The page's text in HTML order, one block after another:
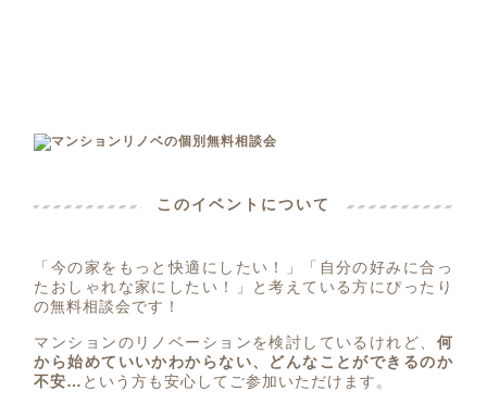
このイベントについて
「今の家をもっと快適にしたい！」「自分の好みに合っ
たおしゃれな家にしたい！」と考えている方にぴったり
の無料相談会です！
マンションのリノベーションを検討しているけれど、 何
から始めていいかわからない、どんなことができるのか
不安… という方も安心してご参加いただけます。